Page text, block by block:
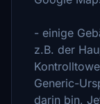
- einige
z.B. der
Generic-
darin bin,